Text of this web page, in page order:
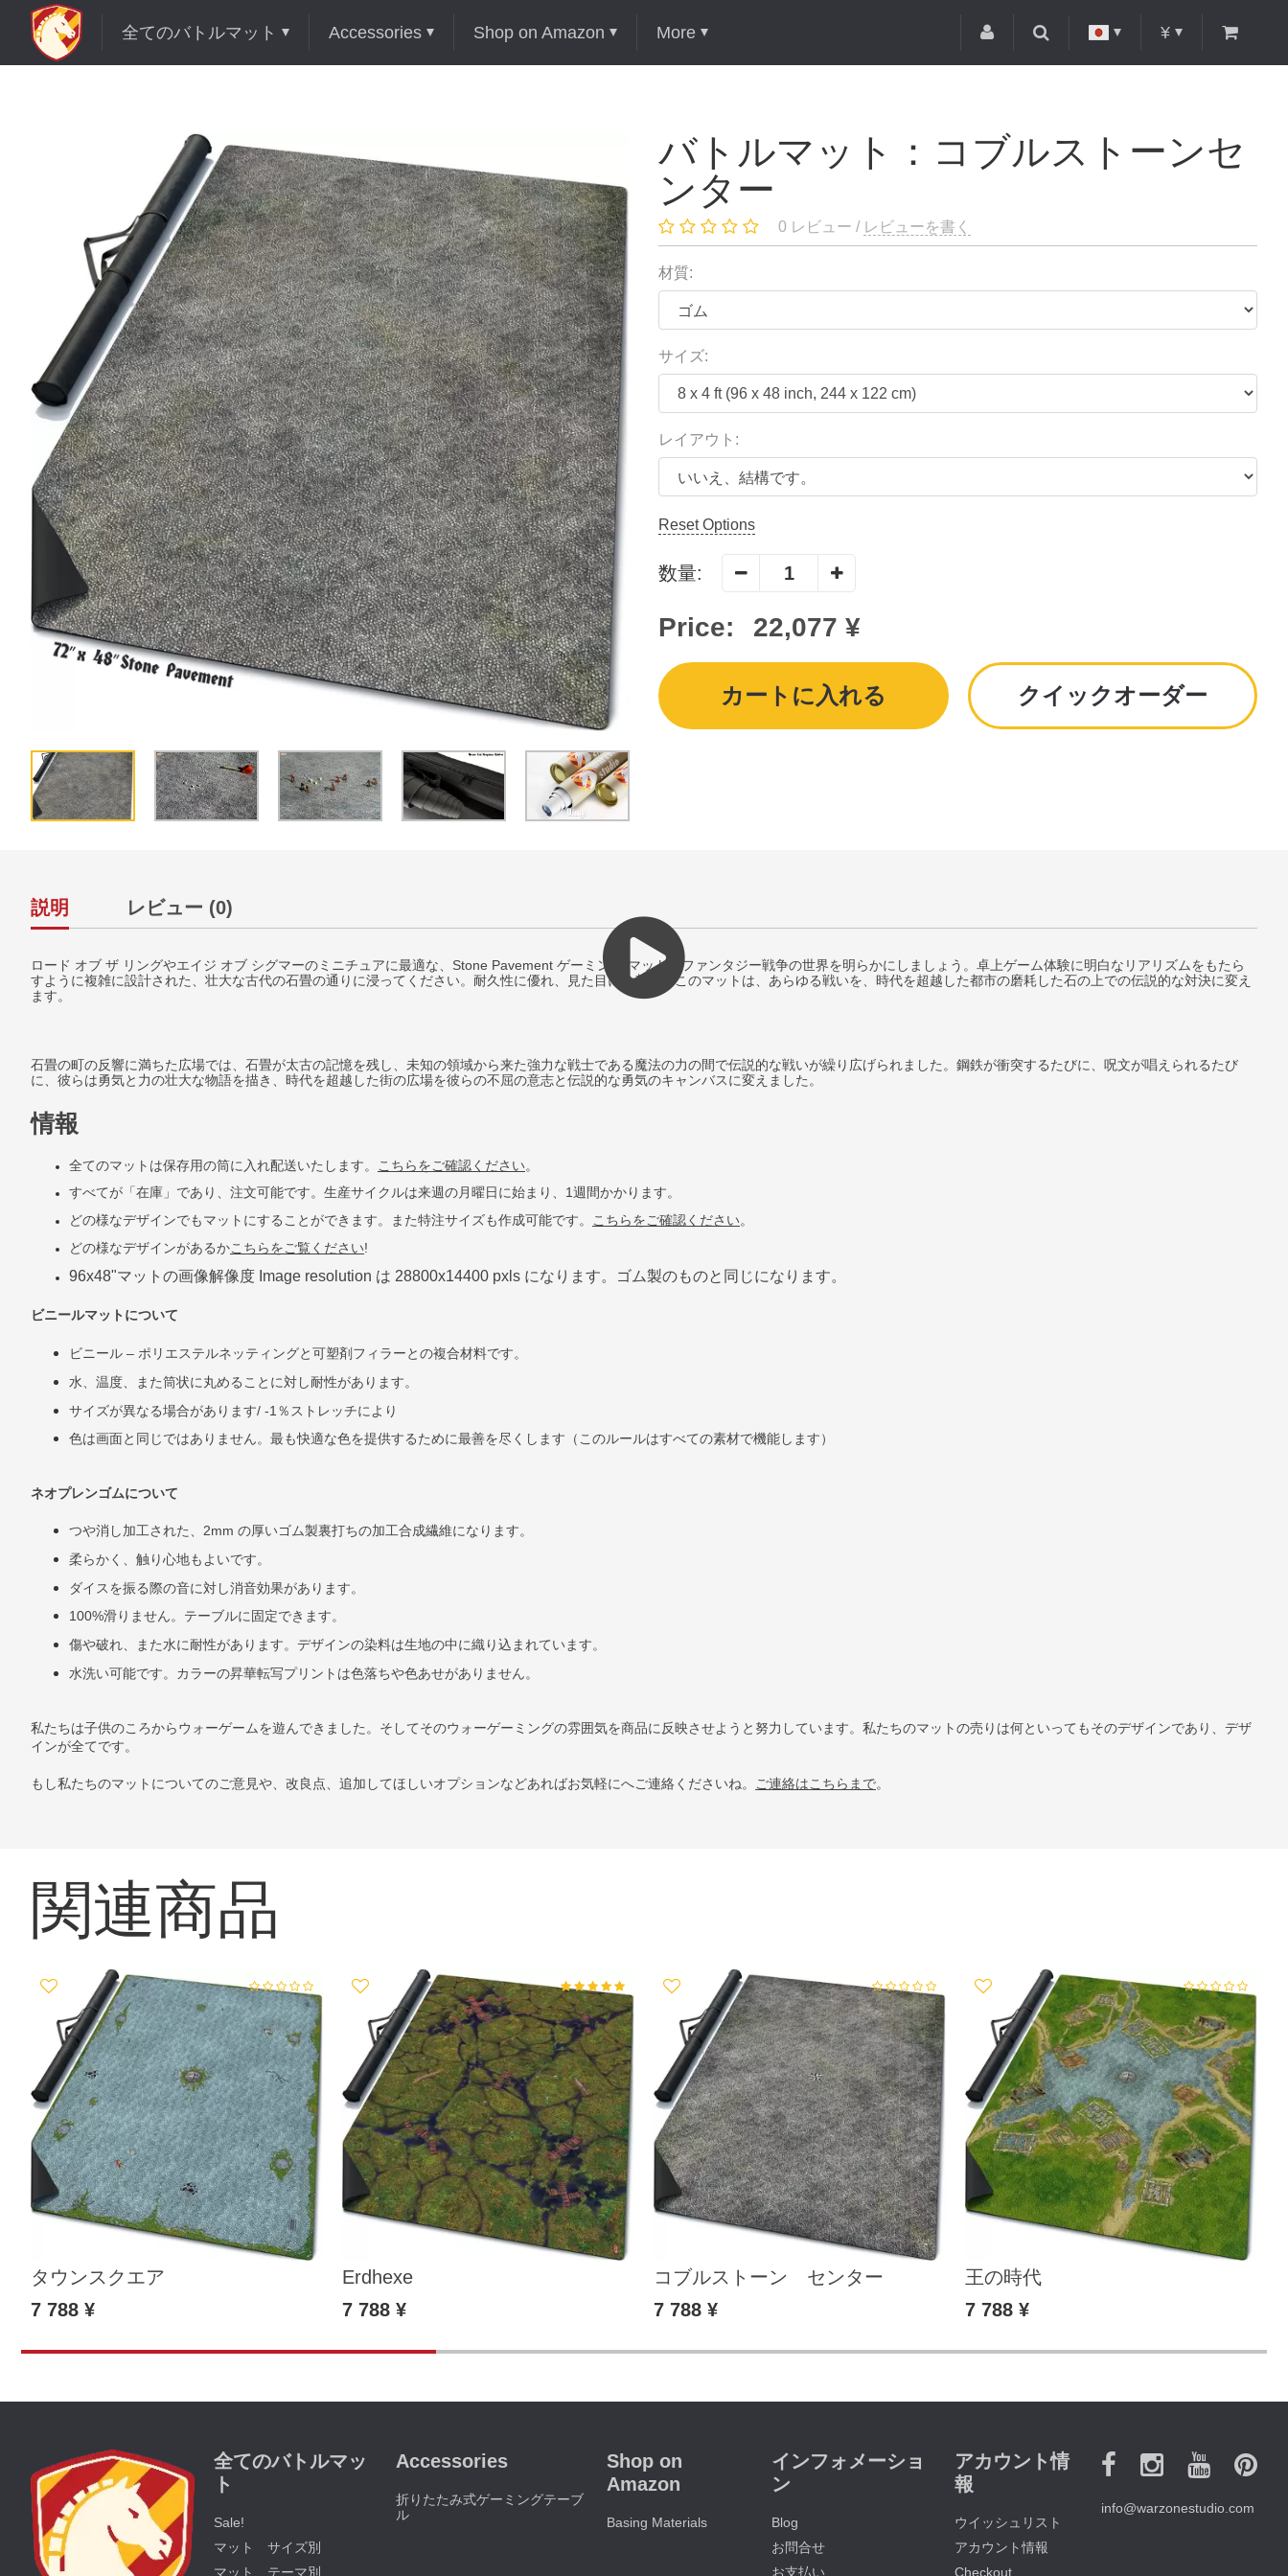
全てのバトルマット Accessories Shop on Amazon More ¥
バトルマット：コブルストーンセ
ンター
0 レビュー / レビューを書く
材質:
サイズ:
レイアウト:
Reset Options
数量:
Price: 22,077 ¥
カートに入れる クイックオーダー
説明 レビュー (0)
ロード オブ ザ リングやエイジ オブ シグマーのミニチュアに最適な、Stone Pavement ゲーミング マットでファンタジー戦争の世界を明らかにしましょう。卓上ゲーム体験に明白なリアリズムをもたら
すように複雑に設計された、壮大な古代の石畳の通りに浸ってください。耐久性に優れ、見た目にも美しいこのマットは、あらゆる戦いを、時代を超越した都市の磨耗した石の上での伝説的な対決に変え
ます。
石畳の町の反響に満ちた広場では、石畳が太古の記憶を残し、未知の領域から来た強力な戦士である魔法の力の間で伝説的な戦いが繰り広げられました。鋼鉄が衝突するたびに、呪文が唱えられるたび
に、彼らは勇気と力の壮大な物語を描き、時代を超越した街の広場を彼らの不屈の意志と伝説的な勇気のキャンバスに変えました。
情報
全てのマットは保存用の筒に入れ配送いたします。 こちらをご確認ください。
すべてが「在庫」であり、注文可能です。生産サイクルは来週の月曜日に始まり、1週間かかります。
どの様なデザインでもマットにすることができます。また特注サイズも作成可能です。
こちらをご確認ください。
どの様なデザインがあるかこちらをご覧ください!
96x48"マットの画像解像度 Image resolution は 28800x14400 pxls になります。ゴム製のものと同じになります。
ビニールマットについて
ビニール – ポリエステルネッティングと可塑剤フィラーとの複合材料です。
水、温度、また筒状に丸めることに対し耐性があります。
サイズが異なる場合があります/ -1％ストレッチにより
色は画面と同じではありません。最も快適な色を提供するために最善を尽くします（このルールはすべての素材で機能します）
ネオプレンゴムについて
つや消し加工された、 2mm の厚いゴム製裏打ちの加工合成繊維になります。
柔らかく、触り心地もよいです。
ダイスを振る際の音に対し消音効果があります。
100%滑りません。テーブルに固定できます。
傷や破れ、また水に耐性があります。デザインの染料は生地の中に織り込まれています。
水洗い可能です。カラーの昇華転写プリントは色落ちや色あせがありません。
私たちは子供のころからウォーゲームを遊んできました。そしてそのウォーゲーミングの雰囲気を商品に反映させようと努力しています。私たちのマットの売りは何といってもそのデザインであり、デザ
インが全てです。
もし私たちのマットについてのご意見や、改良点、追加してほしいオプションなどあればお気軽にへご連絡くださいね。 ご連絡はこちらまで。
関連商品
タウンスクエア
7 788 ¥
Erdhexe
7 788 ¥
コブルストーン センター
7 788 ¥
王の時代
7 788 ¥
全てのバトルマッ
ト
Sale!
マット サイズ別
マット テーマ別
Accessories
折りたたみ式ゲーミングテーブ
ル
Shop on
Amazon
Basing Materials
インフォメーショ
ン
Blog
お問合せ
お支払い
アカウント情
報
ウイッシュリスト
アカウント情報
Checkout
info@warzonestudio.com